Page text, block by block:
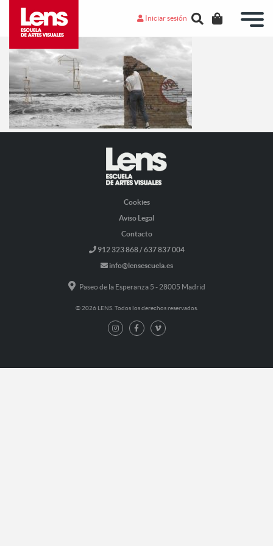
Iniciar sesión
Cookies
Aviso Legal
Contacto
912 323 868 / 637 837 004
info@lensescuela.es
Paseo de la Esperanza 5 - 28005 Madrid
© 2026 LENS. Todos los derechos reservados.